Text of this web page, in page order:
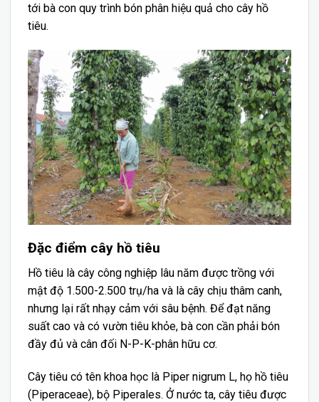
tới bà con quy trình bón phân hiệu quả cho cây hồ
tiêu.
Đặc điểm cây hồ tiêu
Hồ tiêu là cây công nghiệp lâu năm được trồng với
mật độ 1.500-2.500 trụ/ha và là cây chịu thâm canh,
nhưng lại rất nhạy cảm với sâu bệnh. Để đạt năng
suất cao và có vườn tiêu khỏe, bà con cần phải bón
đầy đủ và cân đối N-P-K-phân hữu cơ.
Cây tiêu có tên khoa học là Piper nigrum L, họ hồ tiêu
(Piperaceae), bộ Piperales. Ở nước ta, cây tiêu được